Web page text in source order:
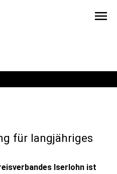
menu
für langjähriges
Iserlohn ist